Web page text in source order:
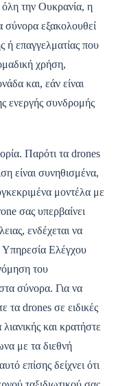
όλη την Ουκρανία, η
εξακολουθεί
ή επαγγελματίας που
χρήση,
και, εάν είναι
ενεργής συνδρομής
Παρότι τα drones
είναι συνηθισμένα,
μοντέλα με
σας υπερβαίνει
ενδέχεται να
Υπηρεσία Ελέγχου
του
σύνορα. Για να
τα drones σε ειδικές
και κρατήστε
με τα διεθνή
επίσης δείχνει ότι